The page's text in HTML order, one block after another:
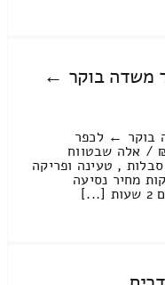
מחיר משדה בוקר ←
משדה בוקר ← לכפר
א' מחיר מחירון: 4103.36 ₪ / אלה שבטווח
₪ עבודות סבלות , טעינה ופריקה
₪ / זמן : 5 שעות 26 דקות מחיר נסיעה